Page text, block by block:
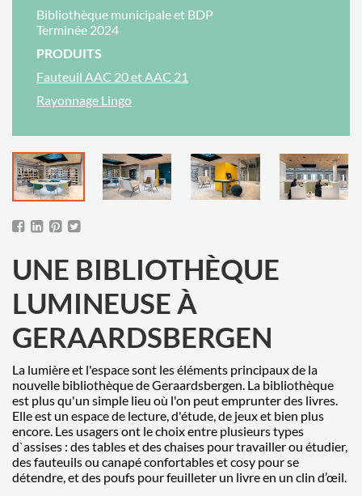
Bibliothèque municipale et BDP
Terminée 2024
PRODUITS
Fauteuil AAC 20 et AAC 21
Rayonnage Lingo
UNE BIBLIOTHÈQUE
LUMINEUSE À
GERAARDSBERGEN
La lumière et l'espace sont les éléments principaux de la
nouvelle bibliothèque de Geraardsbergen. La bibliothèque
est plus qu'un simple lieu où l'on peut emprunter des livres.
Elle est un espace de lecture, d'étude, de jeux et bien plus
encore. Les usagers ont le choix entre plusieurs types
d`assises : des tables et des chaises pour travailler ou étudier,
des fauteuils ou canapé confortables et cosy pour se
détendre, et des poufs pour feuilleter un livre en un clin d’œil.